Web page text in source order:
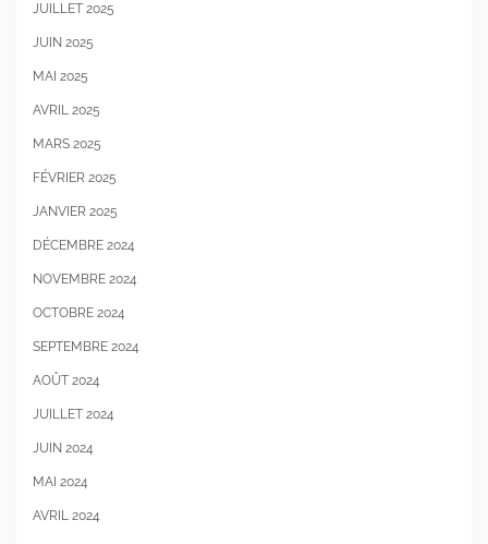
JUILLET 2025
JUIN 2025
MAI 2025
AVRIL 2025
MARS 2025
FÉVRIER 2025
JANVIER 2025
DÉCEMBRE 2024
NOVEMBRE 2024
OCTOBRE 2024
SEPTEMBRE 2024
AOÛT 2024
JUILLET 2024
JUIN 2024
MAI 2024
AVRIL 2024